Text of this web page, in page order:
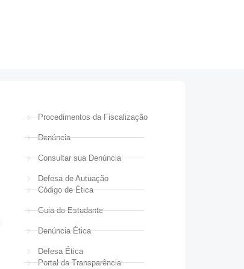
Procedimentos da Fiscalização
Denúncia
Consultar sua Denúncia
Defesa de Autuação
Código de Ética
Guia do Estudante
Denúncia Ética
Defesa Ética
Portal da Transparência